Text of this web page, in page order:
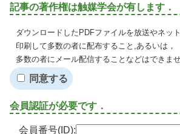
記事の著作権は触媒学会が有します．
ダウンロードしたPDFファイルを放送やネッ
印刷して多数の者に配布すること,あるいは，
多数の者にメール配信することなどはできま
同意する
会員認証が必要です．
会員番号(ID):